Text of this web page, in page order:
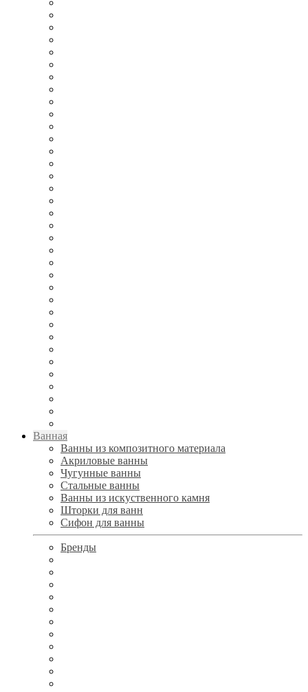
Ванная
Ванны из композитного материала
Акриловые ванны
Чугунные ванны
Стальные ванны
Ванны из искуственного камня
Шторки для ванн
Сифон для ванны
Бренды